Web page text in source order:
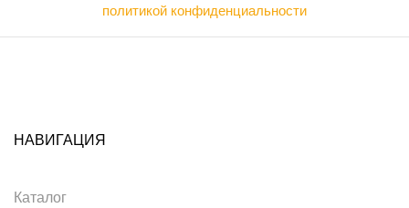
политикой конфиденциальности
НАВИГАЦИЯ
Каталог